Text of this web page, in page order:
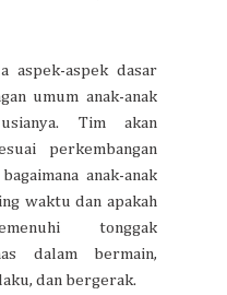
aspek-aspek dasar
umum anak-anak
Tim akan
perkembangan
anak-anak
waktu dan apakah
tonggak
dalam bermain,
dan bergerak.